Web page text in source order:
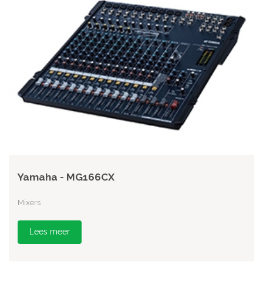
Yamaha - MG166CX
Mixers
Lees meer